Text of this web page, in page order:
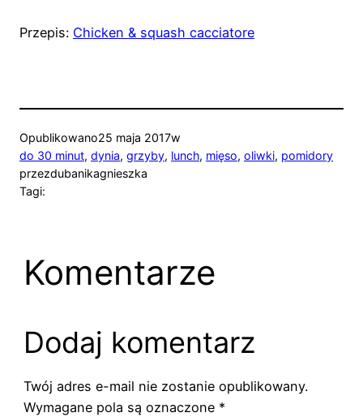
Przepis: Chicken & squash cacciatore
Opublikowano25 maja 2017w
do 30 minut, dynia, grzyby, lunch, mięso, oliwki, pomidory
przezdubanikagnieszka
Tagi:
Komentarze
Dodaj komentarz
Twój adres e-mail nie zostanie opublikowany.
Wymagane pola są oznaczone *